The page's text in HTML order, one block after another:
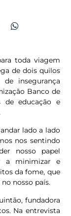
toda viagem
de dois quilos
insegurança
Banco de
de educação e
lado a lado
nos sentindo
nosso papel
a minimizar e
da fome, que
nosso país.
fundadora
Na entrevista